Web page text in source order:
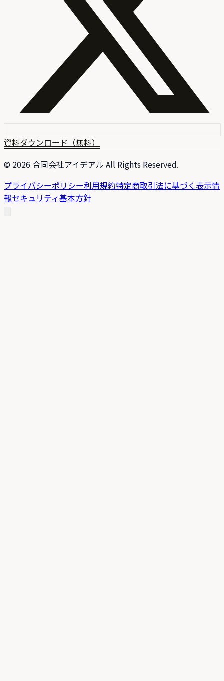
資料ダウンロード（無料）
© 2026 合同会社アイデアル All Rights Reserved.
プライバシーポリシー利用規約特定商取引法に基づく表示情
報セキュリティ基本方針